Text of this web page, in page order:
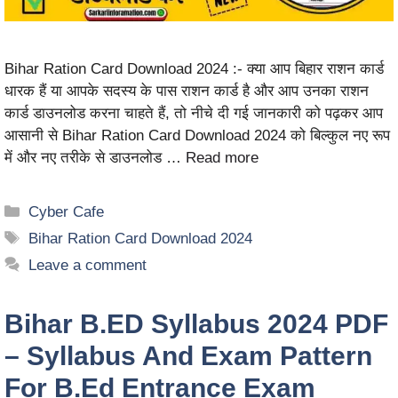
Bihar Ration Card Download 2024 :- क्या आप बिहार राशन कार्ड
धारक हैं या आपके सदस्य के पास राशन कार्ड है और आप उनका राशन
कार्ड डाउनलोड करना चाहते हैं, तो नीचे दी गई जानकारी को पढ़कर आप
आसानी से Bihar Ration Card Download 2024 को बिल्कुल नए रूप
में और नए तरीके से डाउनलोड … Read more
Cyber Cafe
Bihar Ration Card Download 2024
Leave a comment
Bihar B.ED Syllabus 2024 PDF
– Syllabus And Exam Pattern
For B.Ed Entrance Exam